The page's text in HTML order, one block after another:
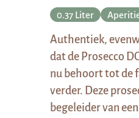
0.37 Liter
Authentiek,
dat de Prosecco
nu behoort tot de
verder. Deze
begeleider van